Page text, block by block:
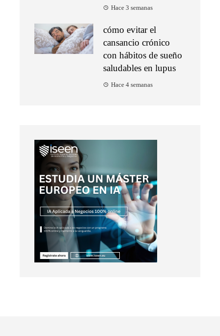
Hace 3 semanas
cómo evitar el
cansancio crónico
con hábitos de sueño
saludables en lupus
Hace 4 semanas